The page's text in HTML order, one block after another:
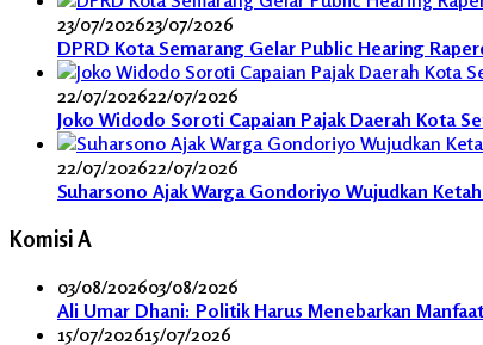
23/07/202623/07/2026
DPRD Kota Semarang Gelar Public Hearing
22/07/202622/07/2026
Joko Widodo Soroti Capaian Pajak Daerah Kota
22/07/202622/07/2026
Suharsono Ajak Warga Gondoriyo Wujudkan
Komisi A
03/08/202603/08/2026
Ali Umar Dhani: Politik Harus Menebarkan
15/07/202615/07/2026